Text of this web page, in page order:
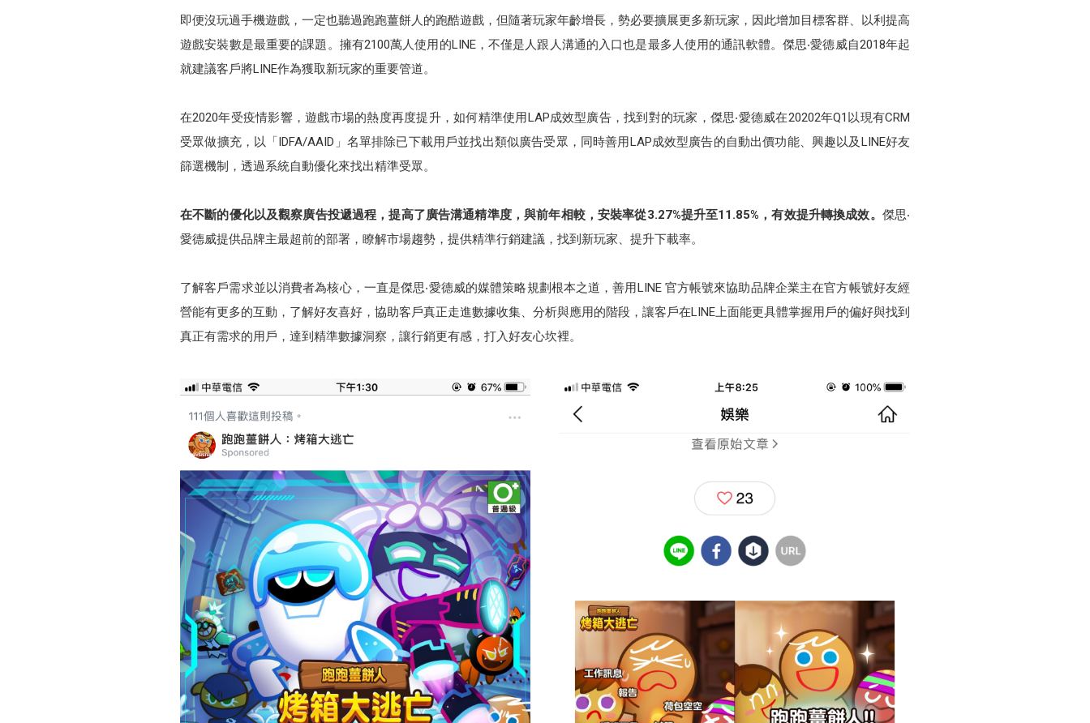
即便沒玩過手機遊戲，一定也聽過跑跑薑餅人的跑酷遊戲，但隨著玩家年齡增長，勢必要擴展更多新玩家，因此增加目標客群、以利提高
遊戲安裝數是最重要的課題。擁有2100萬人使用的LINE，不僅是人跟人溝通的入口也是最多人使用的通訊軟體。傑思‧愛德威自2018年起
就建議客戶將LINE作為獲取新玩家的重要管道。
在2020年受疫情影響，遊戲市場的熱度再度提升，如何精準使用LAP成效型廣告，找到對的玩家，傑思‧愛德威在20202年Q1以現有CRM
受眾做擴充，以「IDFA/AAID」名單排除已下載用戶並找出類似廣告受眾，同時善用LAP成效型廣告的自動出價功能、興趣以及LINE好友
篩選機制，透過系統自動優化來找出精準受眾。
在不斷的優化以及觀察廣告投遞過程，提高了廣告溝通精準度，與前年相較，安裝率從3.27%提升至11.85%，有效提升轉換成效。 傑思‧
愛德威提供品牌主最超前的部署，瞭解市場趨勢，提供精準行銷建議，找到新玩家、提升下載率。
了解客戶需求並以消費者為核心，一直是傑思‧愛德威的媒體策略規劃根本之道，善用LINE 官方帳號來協助品牌企業主在官方帳號好友經
營能有更多的互動，了解好友喜好，協助客戶真正走進數據收集、分析與應用的階段，讓客戶在LINE上面能更具體掌握用戶的偏好與找到
真正有需求的用戶，達到精準數據洞察，讓行銷更有感，打入好友心坎裡。